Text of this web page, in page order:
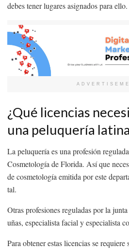
debes tener lugares asignados para ello.
¿Qué licencias
una peluquería
La peluquería es una profesión
Cosmetología de Florida. Así que
de cosmetología emitida por este
tal.
Otras profesiones reguladas por la
uñas, especialista facial y especialista
Para obtener estas licencias se requiere